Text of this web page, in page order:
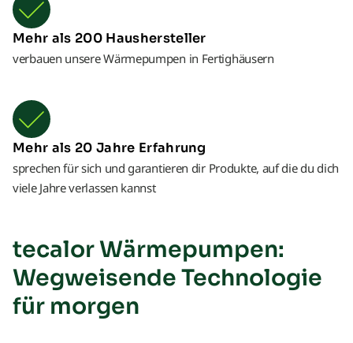
Mehr als 200 Haushersteller
verbauen unsere Wärmepumpen in Fertighäusern
Mehr als 20 Jahre Erfahrung
sprechen für sich und garantieren dir Produkte, auf die du dich
viele Jahre verlassen kannst
tecalor Wärmepumpen:
Wegweisende Technologie
für morgen